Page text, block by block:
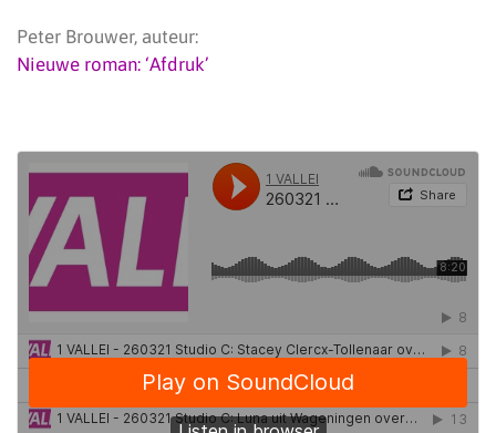
Peter Brouwer, auteur:
Nieuwe roman: ‘Afdruk’